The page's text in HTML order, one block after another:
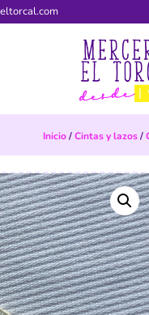
Inicio/Cintas y lazos/